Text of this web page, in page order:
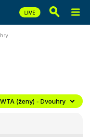
WTA (ženy) - Dvouhry